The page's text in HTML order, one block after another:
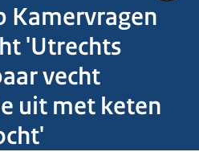
Kamervragen
'Utrechts
vecht
uit met keten